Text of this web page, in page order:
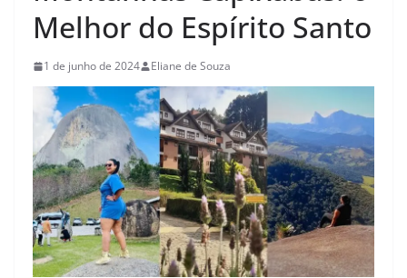
Melhor do Espírito Santo
1 de junho de 2024 Eliane de Souza